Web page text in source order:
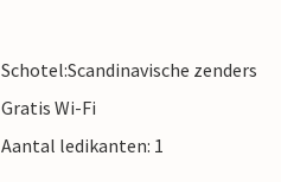
Schotel:Scandinavische zenders
Gratis Wi-Fi
Aantal ledikanten: 1